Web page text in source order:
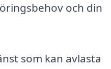
och din
som kan avlasta